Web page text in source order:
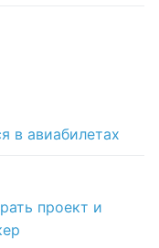
в авиабилетах
проект и